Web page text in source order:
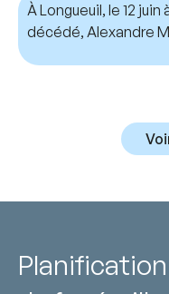
À Longueuil, le 12 juin
décédé, Alexandre